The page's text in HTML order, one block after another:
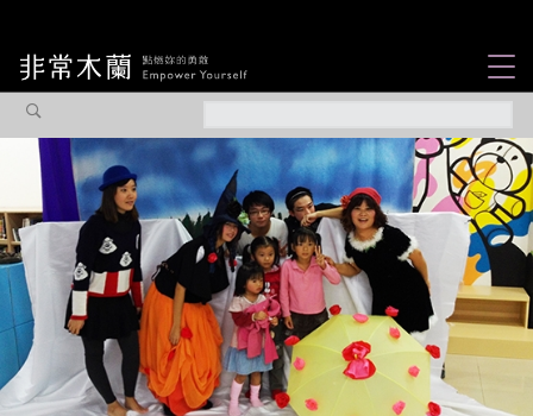
觀點專欄
焦點企劃
社會企業
認識我們